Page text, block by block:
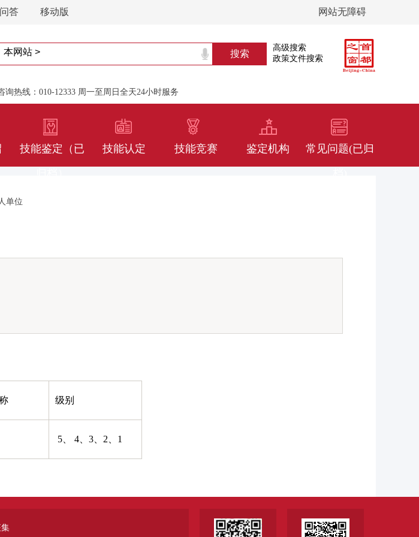
网站无障碍
答 移动版
高级搜索
政策文件搜索
询热线：010-12333 周一至周日全天24小时服务
技能鉴定（已 技能认定 技能竞赛 鉴定机构 常见问题(已归
单位
级别
5、 4、3、2、1